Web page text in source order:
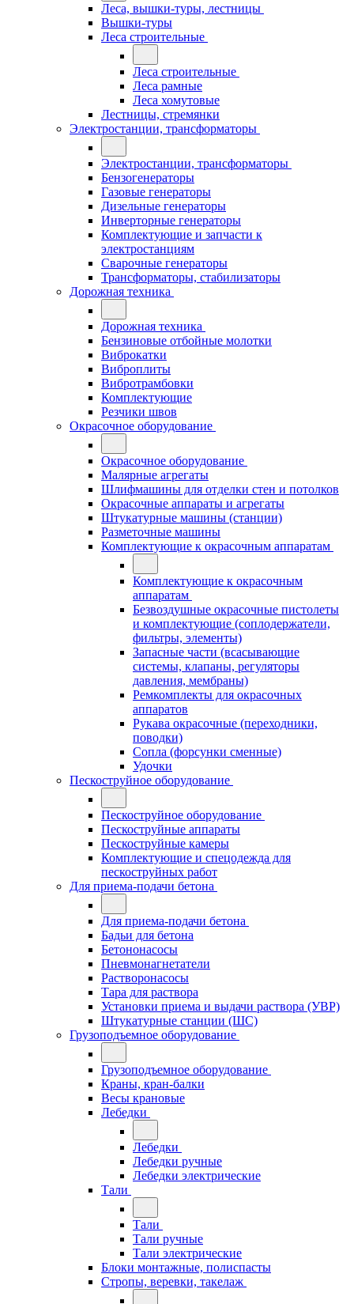
Леса, вышки-туры, лестницы
Вышки-туры
Леса строительные
Леса строительные
Леса рамные
Леса хомутовые
Лестницы, стремянки
Электростанции, трансформаторы
Электростанции, трансформаторы
Бензогенераторы
Газовые генераторы
Дизельные генераторы
Инверторные генераторы
Комплектующие и запчасти к
электростанциям
Сварочные генераторы
Трансформаторы, стабилизаторы
Дорожная техника
Дорожная техника
Бензиновые отбойные молотки
Виброкатки
Виброплиты
Вибротрамбовки
Комплектующие
Резчики швов
Окрасочное оборудование
Окрасочное оборудование
Малярные агрегаты
Шлифмашины для отделки стен и потолков
Окрасочные аппараты и агрегаты
Штукатурные машины (станции)
Разметочные машины
Комплектующие к окрасочным аппаратам
Комплектующие к окрасочным
аппаратам
Безвоздушные окрасочные пистолеты
и комплектующие (соплодержатели,
фильтры, элементы)
Запасные части (всасывающие
системы, клапаны, регуляторы
давления, мембраны)
Ремкомплекты для окрасочных
аппаратов
Рукава окрасочные (переходники,
поводки)
Сопла (форсунки сменные)
Удочки
Пескоструйное оборудование
Пескоструйное оборудование
Пескоструйные аппараты
Пескоструйные камеры
Комплектующие и спецодежда для
пескоструйных работ
Для приема-подачи бетона
Для приема-подачи бетона
Бадьи для бетона
Бетононасосы
Пневмонагнетатели
Растворонасосы
Тара для раствора
Установки приема и выдачи раствора (УВР)
Штукатурные станции (ШС)
Грузоподъемное оборудование
Грузоподъемное оборудование
Краны, кран-балки
Весы крановые
Лебедки
Лебедки
Лебедки ручные
Лебедки электрические
Тали
Тали
Тали ручные
Тали электрические
Блоки монтажные, полиспасты
Стропы, веревки, такелаж